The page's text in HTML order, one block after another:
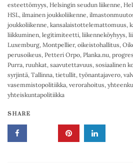
esteettömyys, Helsingin seudun liikenne,
HSL, ilmainen joukkoliikenne,
joukkoliikenne, kansalaistottelemattomuus,
liikkuminen, legitimiteetti, liikenneköyhyys,
Luxemburg, Montpellier, oikeistohallitus,
perusoikeus, Petteri Orpo, Planka.nu,
Purra, ruuhkat, saavutettavuus, sosiaalinen
syrjintä, Tallinna, tietullit, työnantajavero,
vasemmistopolitiikka, verorahoitus,
yhteiskuntapolitiikka
SHARE